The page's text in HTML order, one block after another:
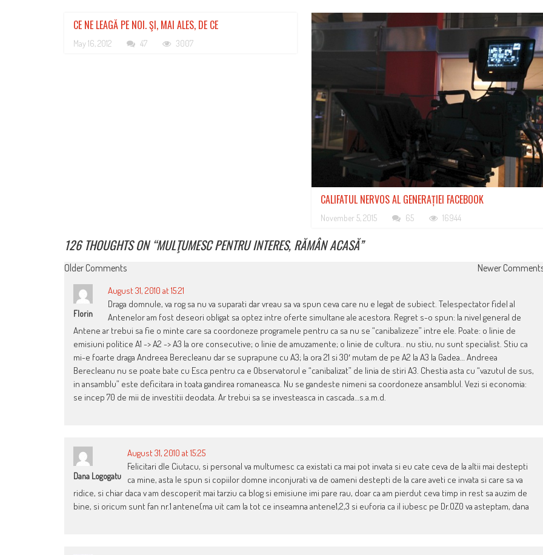
CE NE LEAGĂ PE NOI. ŞI, MAI ALES, DE CE
May 16, 2012 47 3007
CALIFATUL NERVOS AL GENERAȚIEI FACEBOOK
November 5, 2015 65 16944
126 THOUGHTS ON “MULŢUMESC PENTRU INTERES, RĂMÂN ACASĂ”
COMMENT
NAVIGATION
Older Comments Newer
Florin
August 31, 2010 at 15:21
Draga domnule, va rog sa nu va suparati dar vreau sa va spun ceva care nu e legat de subiect. Telespectator fidel al
Antenelor am fost deseori obligat sa optez intre oferte simultane ale acestora. Regret s-o spun: la nivel general de
Antene ar trebui sa fie o minte care sa coordoneze programele pentru ca sa nu se “canibalizeze” intre ele. Poate: o linie de
emisiuni politice A1 -> A2 -> A3 la ore consecutive; o linie de amuzamente; o linie de cultura.. nu stiu, nu sunt specialist. Stiu ca
mi-e foarte draga Andreea Berecleanu dar se suprapune cu A3; la ora 21 si 30′ mutam de pe A2 la A3 la Gadea… Andreea
Berecleanu nu se poate bate cu Esca pentru ca e Observatorul e “canibalizat” de linia de stiri A3. Chestia asta cu “vazutul de sus,
in ansamblu” este deficitara in toata gandirea romaneasca. Nu se gandeste nimeni sa coordoneze ansamblul. Vezi si economia:
se incep 70 de mii de investitii deodata. Ar trebui sa se investeasca in cascada…s.a.m.d.
Dana Logogatu
August 31, 2010 at 15:25
Felicitari dle Ciutacu, si personal va multumesc ca existati ca mai pot invata si eu cate ceva de la altii mai destepti
ca mine, asta le spun si copiilor domne inconjurati va de oameni destepti de la care aveti ce invata si care sa va
ridice, si chiar daca v am descoperit mai tarziu ca blog si emisiune imi pare rau, doar ca am pierdut ceva timp in rest sa auzim de
bine, si oricum sunt fan nr.1 antene(ma uit cam la tot ce inseamna antene1,2,3 si euforia ca il iubesc pe Dr.OZ0 va asteptam, dana